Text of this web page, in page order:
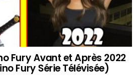
Fury Avant et Après 2022
Fury Série Télévisée)